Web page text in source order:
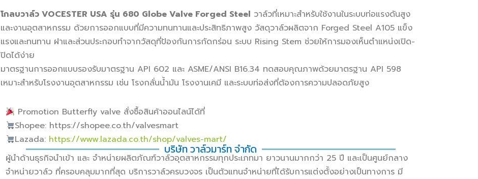
โกลบวาล์ว VOCESTER USA รุ่น 680 Globe Valve Forged Steel วาล์วที่เหมาะสำหรับใช้งานในระบบท่อแรงดันสูง
และงานอุตสาหกรรม ด้วยการออกแบบที่มีความทนทานและประสิทธิภาพสูง วัสดุวาล์วผลิตจาก Forged Steel A105 แข็ง
แรงและทนทาน ฝาและส่วนประกอบทำจากวัสดุที่ป้องกันการกัดกร่อน ระบบ Rising Stem ช่วยให้การมองเห็นตำแหน่งเปิด-
ปิดได้ง่าย
มาตรฐานการออกแบบรองรับมาตรฐาน API 602 และ ASME/ANSI B16.34 ทดสอบคุณภาพด้วยมาตรฐาน API 598
เหมาะสำหรับโรงงานอุตสาหกรรม เช่น โรงกลั่นน้ำมัน โรงงานเคมี และระบบท่อส่งที่ต้องการความปลอดภัยสูง
Promotion Butterfly valve สั่งซื้อสินค้าออนไลน์ได้ที่
Shopee: https://shopee.co.th/valvesmart
Lazada: https://www.lazada.co.th/shop/valves-mart/
บริษัท วาล์วมาร์ท จำกัด
ผู้นำด้านธุรกิจนำเข้า และ จำหน่ายผลิตภัณฑ์วาล์วอุตสาหกรรมทุกประเภทมา ยาวนานมากกว่า 25 ปี และเป็นศูนย์กลาง
จำหน่ายวาล์ว ที่ครอบคลุมมากที่สุด บริการวาล์วครบวงจร เป็นตัวแทนจำหน่ายที่ได้รับการแต่งตั้งอย่างเป็นทางการ มี